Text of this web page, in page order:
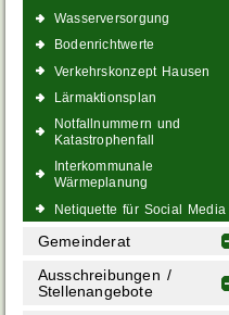
Wasserversorgung
Bodenrichtwerte
Verkehrskonzept Hausen
Lärmaktionsplan
Notfallnummern und
Katastrophenfall
Interkommunale
Wärmeplanung
Netiquette für Social Media
Gemeinderat
Ausschreibungen /
Stellenangebote